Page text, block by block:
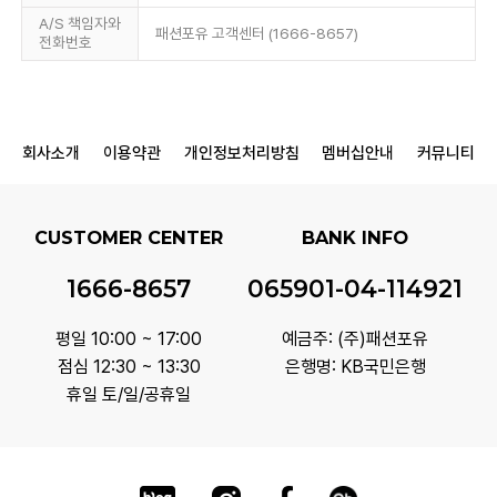
A/S 책임자와
전화번호
패션포유 고객센터 (1666-8657)
회사소개 이용약관 개인정보처리방침 멤버십안내 커뮤니티
CUSTOMER CENTER
1666-8657
평일 10:00 ~ 17:00
점심 12:30 ~ 13:30
휴일 토/일/공휴일
BANK INFO
065901-04-114921
예금주: (주)패션포유
은행명: KB국민은행